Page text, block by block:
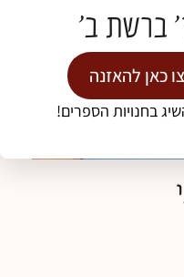
ברשת ב'
כאן להאזנה
בחנויות הספרים!